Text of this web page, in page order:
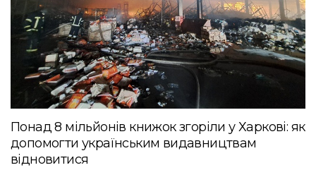
Понад 8 мільйонів книжок згоріли у Харкові: як
допомогти українським видавництвам
відновитися